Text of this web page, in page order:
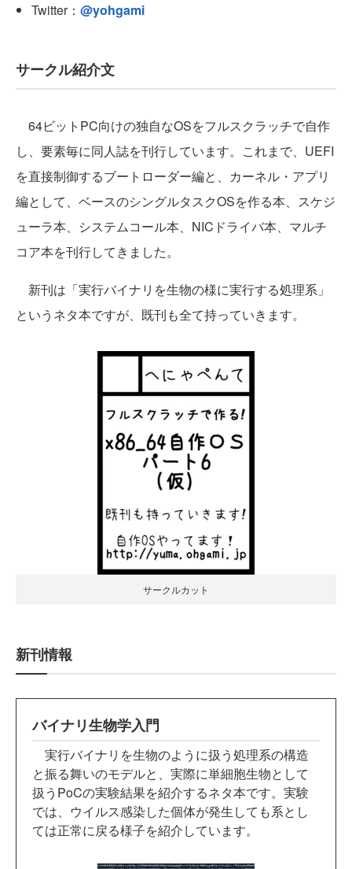
Twitter： @yohgami
サークル紹介文
64ビットPC向けの独自なOSをフルスクラッチで自作
し、要素毎に同人誌を刊行しています。これまで、UEFI
を直接制御するブートローダー編と、カーネル・アプリ
編として、ベースのシングルタスクOSを作る本、スケジ
ューラ本、システムコール本、NICドライバ本、マルチ
コア本を刊行してきました。
新刊は「実行バイナリを生物の様に実行する処理系」
というネタ本ですが、既刊も全て持っていきます。
サークルカット
新刊情報
バイナリ生物学入門
実行バイナリを生物のように扱う処理系の構造
と振る舞いのモデルと、実際に単細胞生物として
扱うPoCの実験結果を紹介するネタ本です。実験
では、ウイルス感染した個体が発生しても系とし
ては正常に戻る様子を紹介しています。